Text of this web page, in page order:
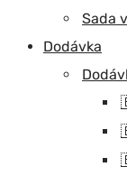
Sada
Dodávka